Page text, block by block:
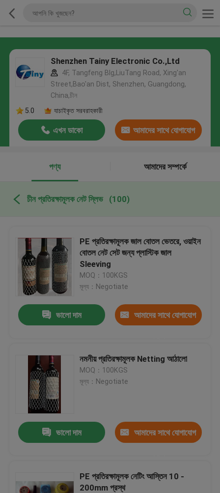
Shenzhen Tainy Electronic Co.,Ltd
4F, Tangfeng Blg,LiuTang Road, Xing'an
Street,Bao'an Dist, Shenzhen, Guangdong,
China,চীন
5.0
যাচাইকৃত সরবরাহকারী
এখন ডাকো আমাদের সাথে যোগাযোগ
পণ্য
আমাদের সম্পর্কে
চীন প্রতিরক্ষামূলক নেট স্লিভ (100)
PE প্রতিরক্ষামূলক জাল বোতল ভেতরে, ওয়াইন
বোতল নেট সেট জন্য প্লাস্টিক জাল
Sleeving
MOQ：100KGS
মূল্য：Negotiate
ভালো দাম আমাদের সাথে যোগাযোগ
নমনীয় প্রতিরক্ষামূলক Netting আঠালো
MOQ：100KGS
মূল্য：Negotiate
ভালো দাম আমাদের সাথে যোগাযোগ
PE প্রতিরক্ষামূলক নেটিং আস্তিন 10 -
200mm প্রস্থ